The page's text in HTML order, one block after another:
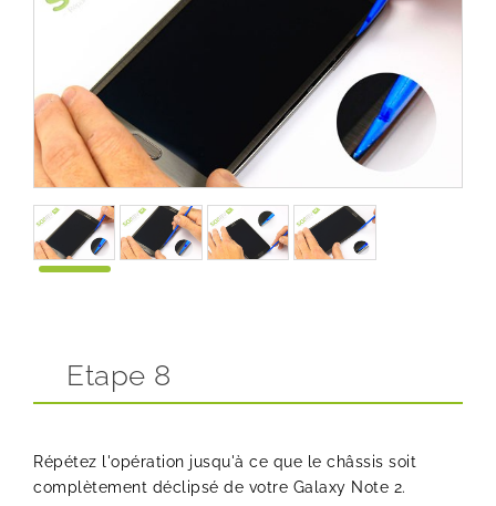
Etape 8
Répétez l'opération jusqu'à ce que le châssis soit
complètement déclipsé de votre Galaxy Note 2.